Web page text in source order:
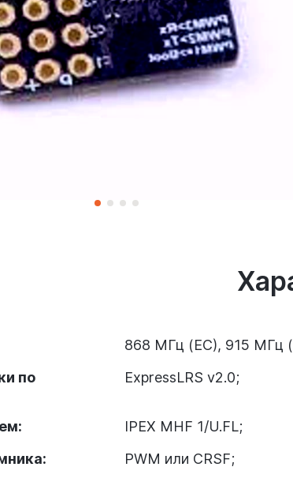
868 МГц (ЕС), 915 МГц
по
ExpressLRS v2.0;
IPEX MHF 1/U.FL;
PWM или CRSF;